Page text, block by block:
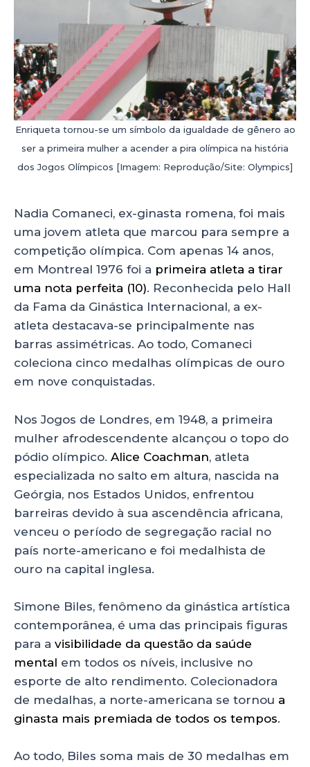
Enriqueta tornou-se um símbolo da igualdade de gênero ao
ser a primeira mulher a acender a pira olímpica na história
dos Jogos Olímpicos [Imagem: Reprodução/Site: Olympics]
Nadia Comaneci, ex-ginasta romena, foi mais
uma jovem atleta que marcou para sempre a
competição olímpica. Com apenas 14 anos,
em Montreal 1976 foi a primeira atleta a tirar
uma nota perfeita (10). Reconhecida pelo Hall
da Fama da Ginástica Internacional, a ex-
atleta destacava-se principalmente nas
barras assimétricas. Ao todo, Comaneci
coleciona cinco medalhas olímpicas de ouro
em nove conquistadas.
Nos Jogos de Londres, em 1948, a primeira
mulher afrodescendente alcançou o topo do
pódio olímpico. Alice Coachman, atleta
especializada no salto em altura, nascida na
Geórgia, nos Estados Unidos, enfrentou
barreiras devido à sua ascendência africana,
venceu o período de segregação racial no
país norte-americano e foi medalhista de
ouro na capital inglesa.
Simone Biles, fenômeno da ginástica artística
contemporânea, é uma das principais figuras
para a visibilidade da questão da saúde
mental em todos os níveis, inclusive no
esporte de alto rendimento. Colecionadora
de medalhas, a norte-americana se tornou a
ginasta mais premiada de todos os tempos.
Ao todo, Biles soma mais de 30 medalhas em